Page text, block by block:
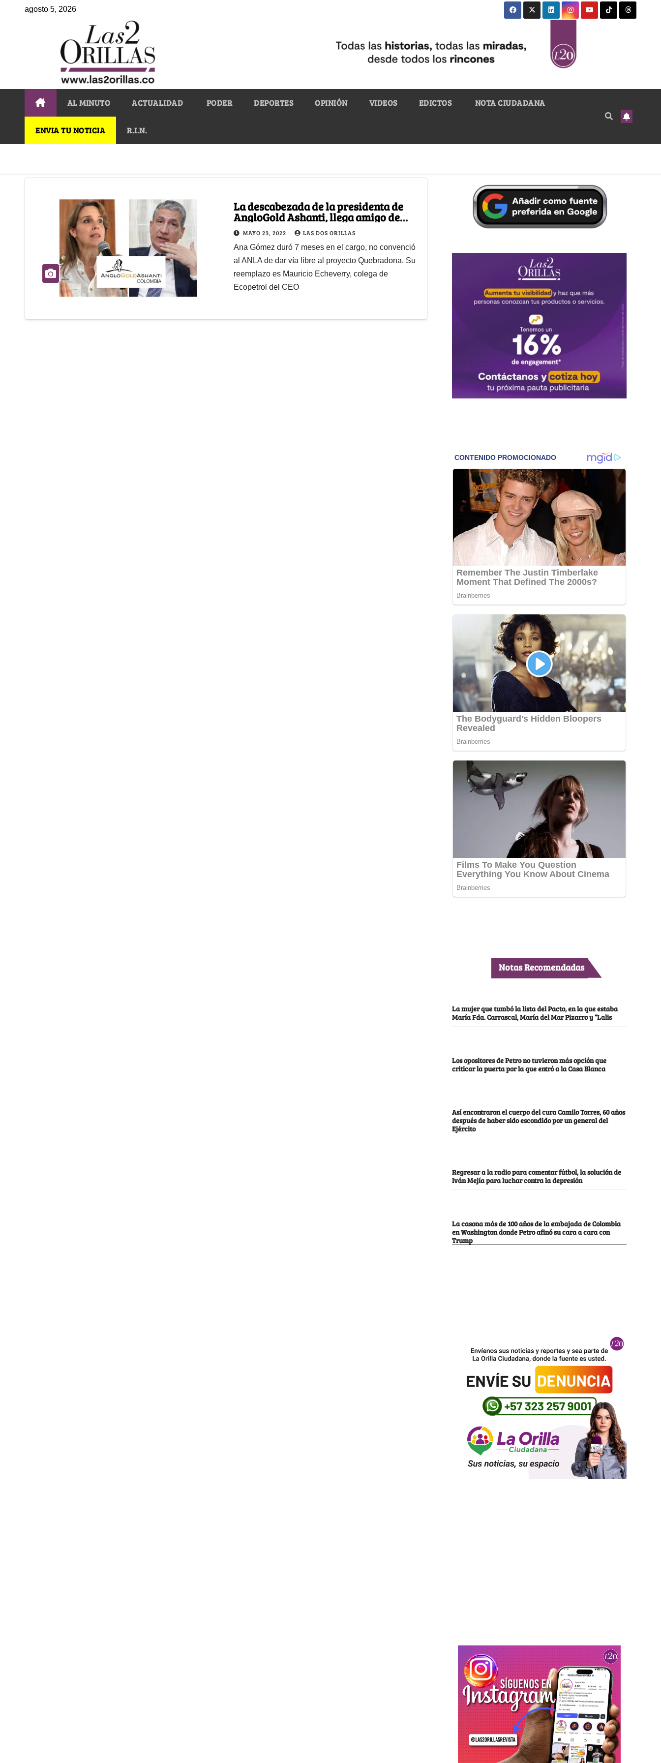
agosto 5, 2026
AL MINUTO ACTUALIDAD PODER DEPORTES OPINIÓN VIDEOS EDICTOS NOTA CIUDADANA
ENVIA TU NOTICIA R.I.N.
La descabezada de la presidenta de
AngloGold Ashanti, llega amigo de
Alberto Calderón
MAYO 23, 2022 LAS DOS ORILLAS
Ana Gómez duró 7 meses en el cargo, no convenció
al ANLA de dar vía libre al proyecto Quebradona. Su
reemplazo es Mauricio Echeverry, colega de
Ecopetrol del CEO
Notas Recomendadas
La mujer que tumbó la lista del Pacto, en la que estaba
María Fda. Carrascal, María del Mar Pizarro y “Lalis
Los opositores de Petro no tuvieron más opción que
criticar la puerta por la que entró a la Casa Blanca
Así encontraron el cuerpo del cura Camilo Torres, 60 años
después de haber sido escondido por un general del
Ejército
Regresar a la radio para comentar fútbol, la solución de
Iván Mejía para luchar contra la depresión
La casona más de 100 años de la embajada de Colombia
en Washington donde Petro afinó su cara a cara con
Trump